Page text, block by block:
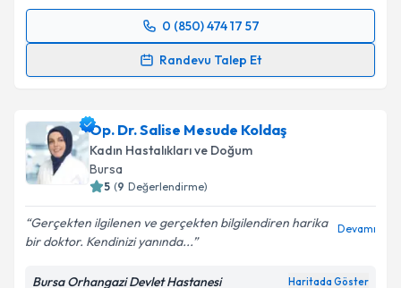
Metni'ni okudum ve kişisel verilerimin belirtilen
kapsamda işlenmesini kabul ediyorum.
Takvim Talebini Gönder
0 (850) 474 17 57
Randevu Talep Et
Randevu Takvimi Talebi
takvim hazırlandığında e-posta ile bilgilendireceğiz.
E-posta Adresiniz
Kişisel verilerimin işlenmesine ilişkin
Op. Dr. Salise Mesude Koldaş
Kadın Hastalıkları ve Doğum
Bursa
5 (9 Değerlendirme)
Gerçekten ilgilenen ve gerçekten bilgilendiren harika
bir doktor. Kendinizi yanında...
Devamı
Bursa Orhangazi Devlet Hastanesi Haritada Göster